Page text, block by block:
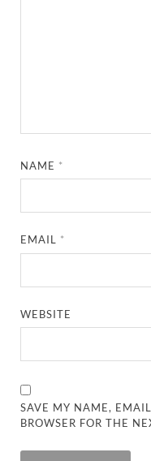
NAME *
EMAIL *
WEBSITE
SAVE MY NAME,
BROWSER FOR THE